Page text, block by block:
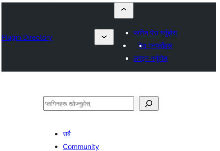
Plugin Directory
प्लगिन पेस गर्नुहोस्
मेरा मनपर्दोहरू
लगइन गर्नुहोस्
खोज्नुहोस्
सबै
Community